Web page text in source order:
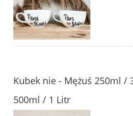
Kubek nie - Mężuś 250ml /
500ml / 1 Litr